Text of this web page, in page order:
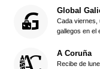
Global
Cada viernes,
gallegos en el
A Coruña
Recibe de